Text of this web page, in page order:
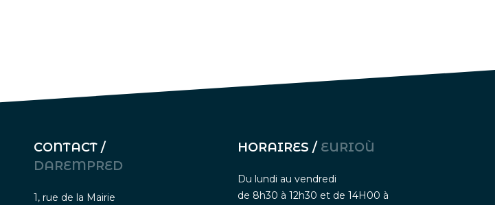
CONTACT /
DAREMPRED
1, rue de la Mairie
HORAIRES / EURIOÙ
Du lundi au vendredi
de 8h30 à 12h30 et de 14H00 à